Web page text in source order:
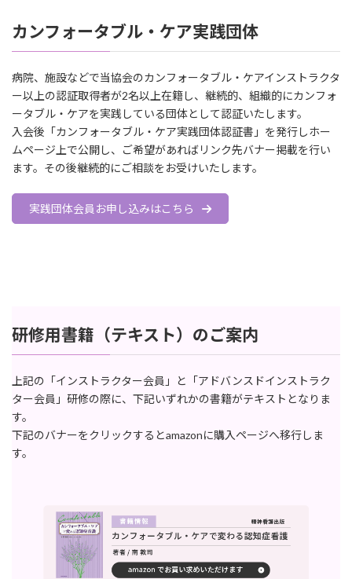
カンフォータブル・ケア実践団体
病院、施設などで当協会のカンフォータブル・ケアインストラクタ
ー以上の認証取得者が2名以上在籍し、継続的、組織的にカンフォ
ータブル・ケアを実践している団体として認証いたします。
入会後「カンフォータブル・ケア実践団体認証書」を発行しホー
ムページ上で公開し、ご希望があればリンク先バナー掲載を行い
ます。その後継続的にご相談をお受けいたします。
実践団体会員お申し込みはこちら
研修用書籍（テキスト）のご案内
上記の「インストラクター会員」と「アドバンスドインストラク
ター会員」研修の際に、下記いずれかの書籍がテキストとなりま
す。
下記のバナーをクリックするとamazonに購入ページへ移行しま
す。